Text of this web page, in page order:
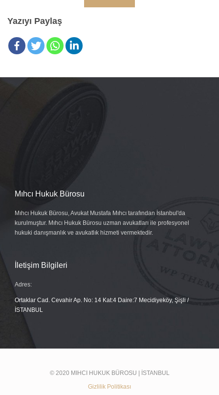
Yazıyı Paylaş
Mıhcı Hukuk Bürosu
Mıhcı Hukuk Bürosu, Avukat Mustafa Mıhcı tarafından İstanbul'da
kurulmuştur. Mıhcı Hukuk Bürosu uzman avukatları ile profesyonel
hukuki danışmanlık ve avukatlık hizmeti vermektedir.
İletişim Bilgileri
Adres:
Ortaklar Cad. Cevahir Ap. No: 14 Kat:4 Daire:7 Mecidiyeköy, Şişli /
İSTANBUL
© 2020 MIHCI HUKUK BÜROSU | İSTANBUL
Gizlilik Politikası